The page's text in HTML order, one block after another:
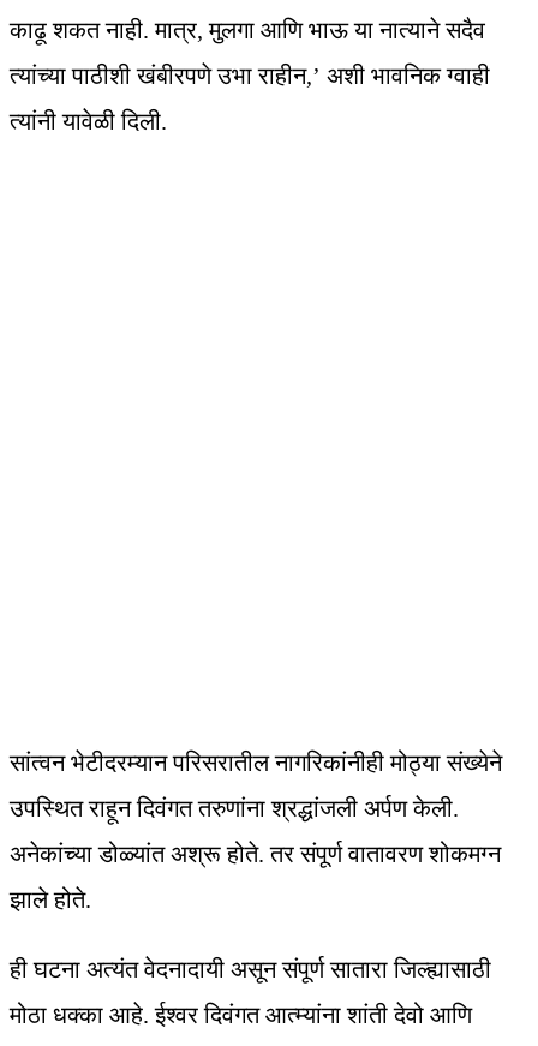
काढू शकत नाही. मात्र, मुलगा आणि भाऊ या नात्याने सदैव
त्यांच्या पाठीशी खंबीरपणे उभा राहीन,’ अशी भावनिक ग्वाही
त्यांनी यावेळी दिली.
सांत्वन भेटीदरम्यान परिसरातील नागरिकांनीही मोठ्या संख्येने
उपस्थित राहून दिवंगत तरुणांना श्रद्धांजली अर्पण केली.
अनेकांच्या डोळ्यांत अश्रू होते. तर संपूर्ण वातावरण शोकमग्न
झाले होते.
ही घटना अत्यंत वेदनादायी असून संपूर्ण सातारा जिल्ह्यासाठी
मोठा धक्का आहे. ईश्वर दिवंगत आत्म्यांना शांती देवो आणि